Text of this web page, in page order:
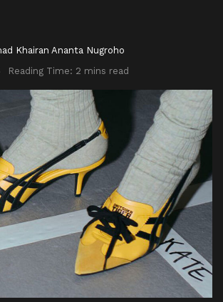
Khairan Ananta Nugroho
Reading Time: 2 mins read